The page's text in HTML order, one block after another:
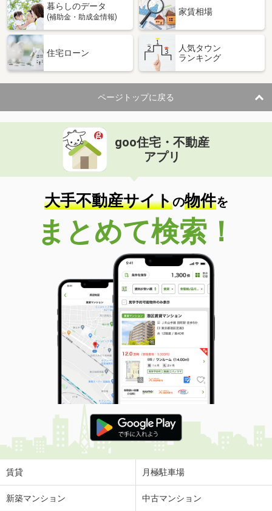
暮らしのデータ
(補助金・助成金情報)
家賃相場
住宅ローン
人気タウン
ランキング
ページトップに戻る
goo住宅・不動産
アプリ
大手不動産サイトの物件を
まとめて検索！
賃貸 月極駐車場
新築マンション 中古マンション